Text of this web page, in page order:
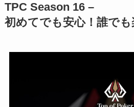
TPC Season 16 –
初めてでも安心！誰で